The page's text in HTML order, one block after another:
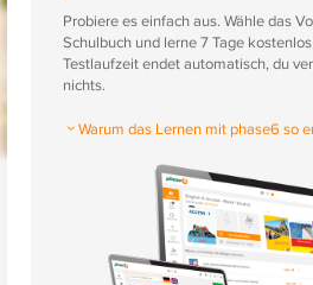
Probiere es einfach aus. Wähle das
Schulbuch und lerne 7 Tage
Testlaufzeit endet automatisch, du
nichts.
Warum das Lernen mit phase6 so